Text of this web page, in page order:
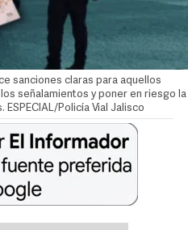
sanciones claras para aquellos
señalamientos y poner en riesgo la
Policía Vial Jalisco